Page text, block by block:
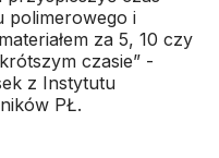
polimerowego i
za 5, 10 czy
czasie” -
z Instytutu
PŁ.